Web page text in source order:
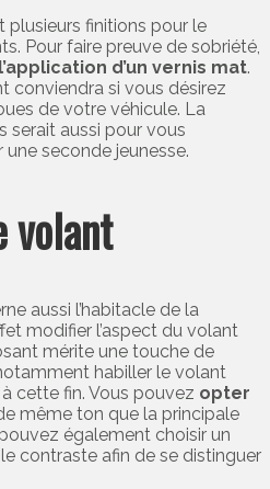
finitions pour le
Pour faire preuve de sobriété,
d’un vernis mat.
conviendra si vous désirez
de votre véhicule. La
serait aussi pour vous
une seconde jeunesse.
volant
aussi l’habitacle de la
modifier l’aspect du volant
mérite une touche de
habiller le volant
cette fin. Vous pouvez opter
même ton que la principale
également choisir un
contraste afin de se distinguer